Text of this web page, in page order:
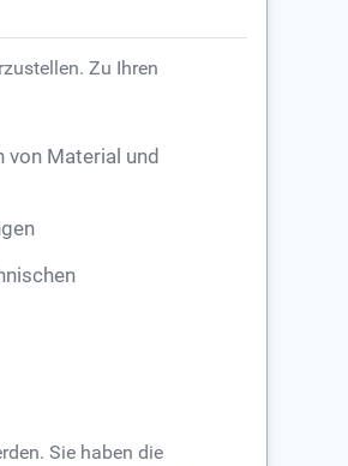
Zu Ihren
von Material und
Sie haben die